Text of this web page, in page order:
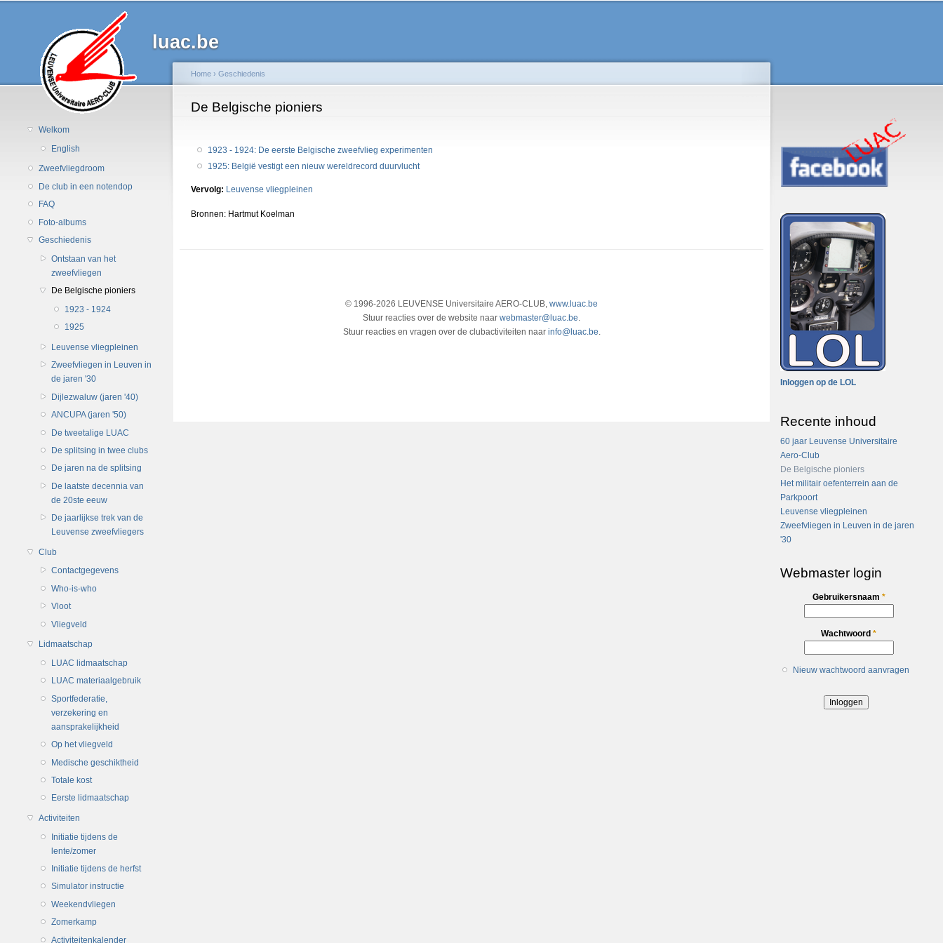
inhoud
luac.be
Welkom
English
Zweefvliegdroom
De club in een notendop
FAQ
Foto-albums
Geschiedenis
Ontstaan van het
zweefvliegen
De Belgische pioniers
1923 - 1924
1925
Leuvense vliegpleinen
Zweefvliegen in Leuven in
de jaren '30
Dijlezwaluw (jaren '40)
ANCUPA (jaren '50)
De tweetalige LUAC
De splitsing in twee clubs
De jaren na de splitsing
De laatste decennia van
de 20ste eeuw
De jaarlijkse trek van de
Leuvense zweefvliegers
Club
Contactgegevens
Who-is-who
Vloot
Vliegveld
Lidmaatschap
LUAC lidmaatschap
LUAC materiaalgebruik
Sportfederatie,
verzekering en
aansprakelijkheid
Op het vliegveld
Medische geschiktheid
Totale kost
Eerste lidmaatschap
Activiteiten
Initiatie tijdens de
lente/zomer
Initiatie tijdens de herfst
Simulator instructie
Weekendvliegen
Zomerkamp
Activiteitenkalender
U bent hier
Home › Geschiedenis
De Belgische pioniers
1923 - 1924: De eerste Belgische zweefvlieg experimenten
1925: België vestigt een nieuw wereldrecord duurvlucht
Vervolg: Leuvense vliegpleinen
Bronnen: Hartmut Koelman
© 1996-2026 LEUVENSE Universitaire AERO-CLUB, www.luac.be
Stuur reacties over de website naar webmaster@luac.be
Stuur reacties en vragen over de clubactiviteiten naar info@luac.be
Inloggen op de LOL
Recente inhoud
60 jaar Leuvense Universitaire
Aero-Club
De Belgische pioniers
Het militair oefenterrein aan de
Parkpoort
Leuvense vliegpleinen
Zweefvliegen in Leuven in de jaren
'30
Webmaster login
Gebruikersnaam *
Wachtwoord *
Nieuw wachtwoord aanvragen